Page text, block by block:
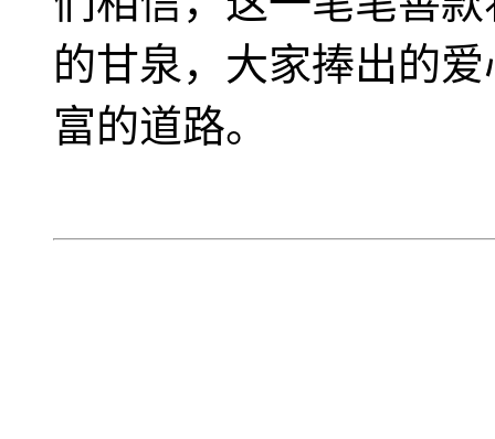
的甘泉，大家捧出的
富的道路。